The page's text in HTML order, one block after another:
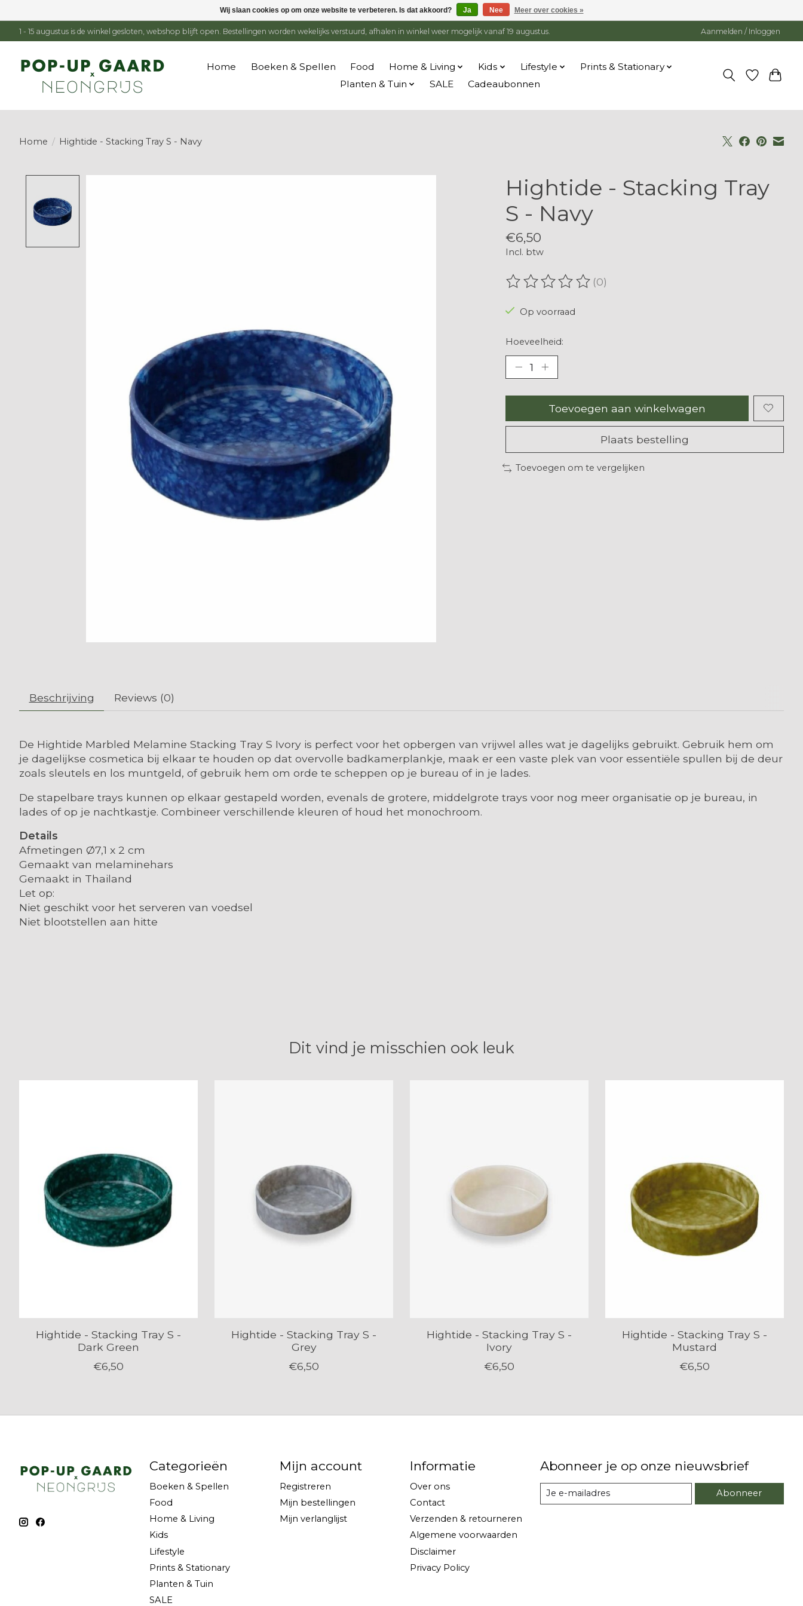
1 - 15 augustus is de winkel gesloten, webshop blijft open. Bestellingen worden wekelijks verstuurd, afhalen in winkel weer mogelijk vanaf 19 augustus. Aanmelden / Inloggen
Home Boeken & Spellen Food Home & Living Kids Lifestyle
Prints & Stationary
Planten & Tuin
SALE Cadeaubonnen
Home / Hightide - Stacking Tray S - Navy
Hightide - Stacking Tray
S - Navy
€6,50
Incl. btw
De beoordeling van dit product is
(0)
Op voorraad
Hoeveelheid:
Toevoegen aan winkelwagen
Plaats bestelling
Toevoegen om te vergelijken
Beschrijving Reviews (0)
De Hightide Marbled Melamine Stacking Tray S Ivory is perfect voor het opbergen van vrijwel alles wat je dagelijks gebruikt. Gebruik hem om
je dagelijkse cosmetica bij elkaar te houden op dat overvolle badkamerplankje, maak er een vaste plek van voor essentiële spullen bij de deur
zoals sleutels en los muntgeld, of gebruik hem om orde te scheppen op je bureau of in je lades.
De stapelbare trays kunnen op elkaar gestapeld worden, evenals de grotere, middelgrote trays voor nog meer organisatie op je bureau, in
lades of op je nachtkastje. Combineer verschillende kleuren of houd het monochroom.
Details
Afmetingen Ø7,1 x 2 cm
Gemaakt van melaminehars
Gemaakt in Thailand
Let op:
Niet geschikt voor het serveren van voedsel
Niet blootstellen aan hitte
Dit vind je misschien ook leuk
Hightide - Stacking Tray S -
Dark Green
€6,50
Hightide - Stacking Tray S -
Grey
€6,50
Hightide - Stacking Tray S -
Ivory
€6,50
Hightide - Stacking Tray S -
Mustard
€6,50
Categorieën
Boeken & Spellen
Food
Home & Living
Kids
Lifestyle
Prints & Stationary
Planten & Tuin
SALE
Mijn account
Registreren
Mijn bestellingen
Mijn verlanglijst
Informatie
Over ons
Contact
Verzenden & retourneren
Algemene voorwaarden
Disclaimer
Privacy Policy
Abonneer je op onze nieuwsbrief
Abonneer
Wij slaan cookies op om onze website te verbeteren. Is dat akkoord? Ja Nee Meer over cookies »